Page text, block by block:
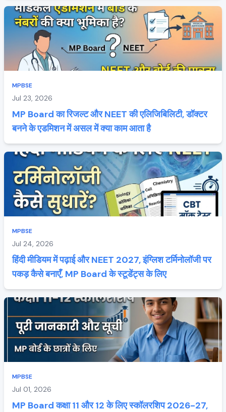
MPBSE
Jul 23, 2026
MP Board का रिजल्ट और NEET की एलिजिबिलिटी, डॉक्टर
बनने के एडमिशन में असल में क्या काम आता है
MPBSE
Jul 24, 2026
हिंदी मीडियम में पढ़ाई और NEET 2027, इंग्लिश टर्मिनोलॉजी पर
पकड़ कैसे बनाएँ, MP Board के स्टूडेंट्स के लिए
MPBSE
Jul 01, 2026
MP Board कक्षा 11 और 12 के लिए स्कॉलरशिप 2026-27,